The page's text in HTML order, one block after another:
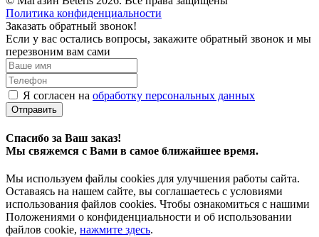
Политика конфиденциальности
Заказать обратный звонок!
Если у вас остались вопросы, закажите обратный звонок и мы
перезвоним вам сами
Я согласен на обработку персональных данных
Отправить
Спасибо за Ваш заказ!
Мы свяжемся с Вами в самое ближайшее время.
Мы используем файлы cookies для улучшения работы сайта.
Оставаясь на нашем сайте, вы соглашаетесь с условиями
использования файлов cookies. Чтобы ознакомиться с нашими
Положениями о конфиденциальности и об использовании
файлов cookie, нажмите здесь.